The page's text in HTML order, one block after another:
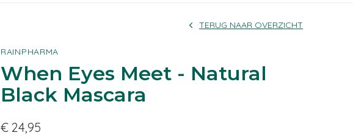
RAINPHARMA
When Eyes Meet - Natural
Black Mascara
TERUG NAAR OVERZICHT
€ 24,95